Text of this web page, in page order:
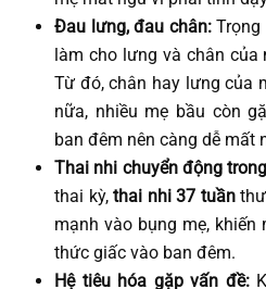
Đau lưng, đau chân:Trọng
làm cho lưng và chân của
Từ đó, chân hay lưng của
nữa, nhiều mẹ bầu còn
ban đêm nên càng dễ mất
Thai nhi chuyển động trong
thai kỳ,thai nhi 37 tuần
mạnh vào bụng mẹ,
thức giấc vào ban đêm.
Hệ tiêu hóa gặp vấn đề: